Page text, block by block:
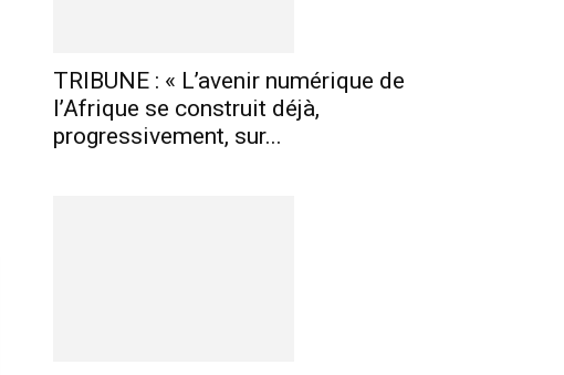
TRIBUNE : « L’avenir numérique de
l’Afrique se construit déjà,
progressivement, sur...